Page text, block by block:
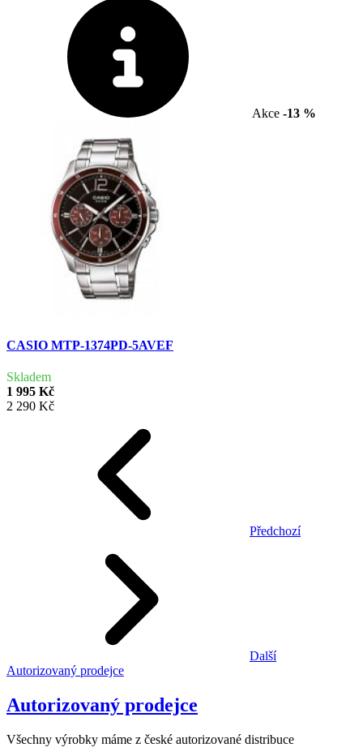
Akce -13 %
CASIO MTP-1374PD-5AVEF
Skladem
1 995 Kč
2 290 Kč
Předchozí
Další
Autorizovaný prodejce
Autorizovaný prodejce
Všechny výrobky máme z české autorizované distribuce